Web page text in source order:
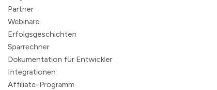
Partner
Webinare
Erfolgsgeschichten
Sparrechner
Dokumentation für Entwickler
Integrationen
Affiliate-Programm